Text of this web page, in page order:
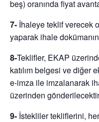
beş) oranında fiyat
7- İhaleye teklif verecek
yaparak ihale
8-Teklifler, EKAP
katılım belgesi ve diğer
e-imza ile imzalanarak
üzerinden
9- İstekliler tekliflerini,